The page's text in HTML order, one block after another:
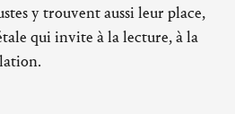
y trouvent aussi leur place,
qui invite à la lecture, à la